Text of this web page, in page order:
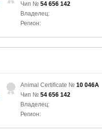
Чип № 54 656 142
Владелец:
Регион:
Animal Certificate № 10 046A
Чип № 54 656 142
Владелец:
Регион: